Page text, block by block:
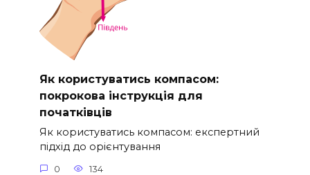
Як користуватись компасом:
покрокова інструкція для
початківців
Як користуватись компасом: експертний
підхід до орієнтування
0 134